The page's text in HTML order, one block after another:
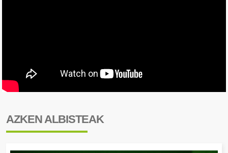
AZKEN ALBISTEAK